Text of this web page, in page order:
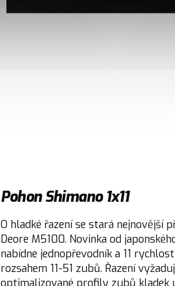
Pohon Shimano 1x11
O hladké řazení se stará nejnovější
Deore M5100. Novinka od
nabídne jednopřevodník a 11
rozsahem 11-51 zubů. Řazení
optimalizované profily zubů kladek